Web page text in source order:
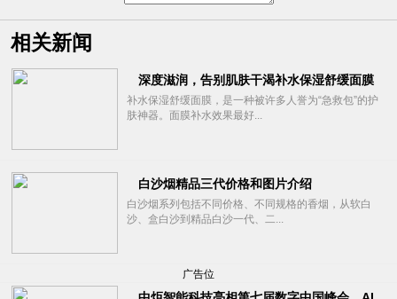
相关新闻
深度滋润，告别肌肤干渴补水保湿舒缓面膜
补水保湿舒缓面膜，是一种被许多人誉为“急救包”的护
肤神器。面膜补水效果最好...
白沙烟精品三代价格和图片介绍
白沙烟系列包括不同价格、不同规格的香烟，从软白
沙、盒白沙到精品白沙一代、二...
广告位